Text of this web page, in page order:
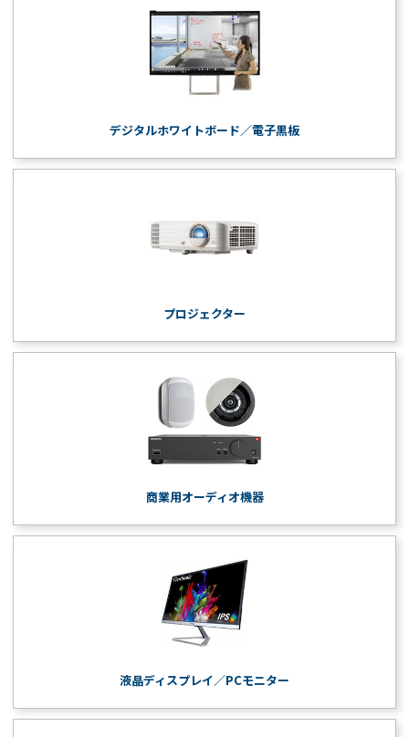
デジタルホワイトボード／電子黒板
プロジェクター
商業用オーディオ機器
液晶ディスプレイ／PCモニター